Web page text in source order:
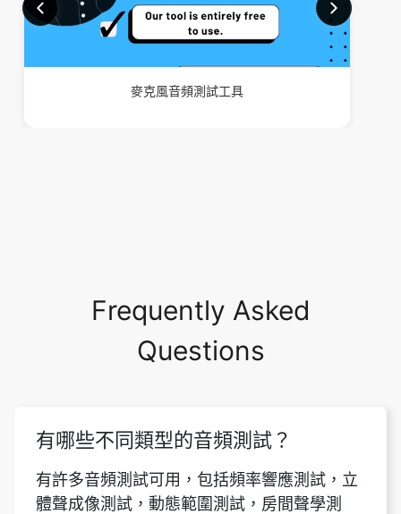
麥克風音頻測試工具
Frequently Asked
Questions
有哪些不同類型的音頻測試？
有許多音頻測試可用，包括頻率響應測試，立
體聲成像測試，動態範圍測試，房間聲學測